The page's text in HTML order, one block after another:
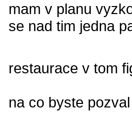
mam v planu
se nad tim jedna
restaurace v tom
na co byste